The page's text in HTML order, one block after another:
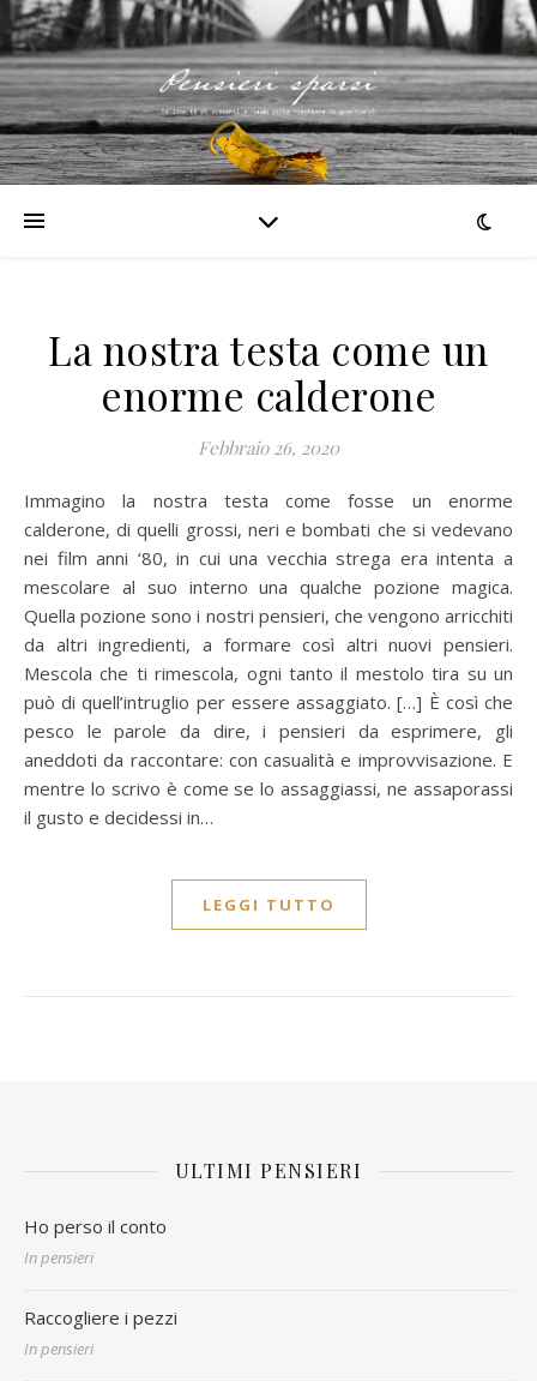
La nostra testa come un
enorme calderone
Febbraio 26, 2020
Immagino la nostra testa come fosse un enorme
calderone, di quelli grossi, neri e bombati che si vedevano
nei film anni ‘80, in cui una vecchia strega era intenta a
mescolare al suo interno una qualche pozione magica.
Quella pozione sono i nostri pensieri, che vengono arricchiti
da altri ingredienti, a formare così altri nuovi pensieri.
Mescola che ti rimescola, ogni tanto il mestolo tira su un
può di quell’intruglio per essere assaggiato. […] È così che
pesco le parole da dire, i pensieri da esprimere, gli
aneddoti da raccontare: con casualità e improvvisazione. E
mentre lo scrivo è come se lo assaggiassi, ne assaporassi
il gusto e decidessi in…
LEGGI TUTTO
ULTIMI PENSIERI
Ho perso il conto
In pensieri
Raccogliere i pezzi
In pensieri